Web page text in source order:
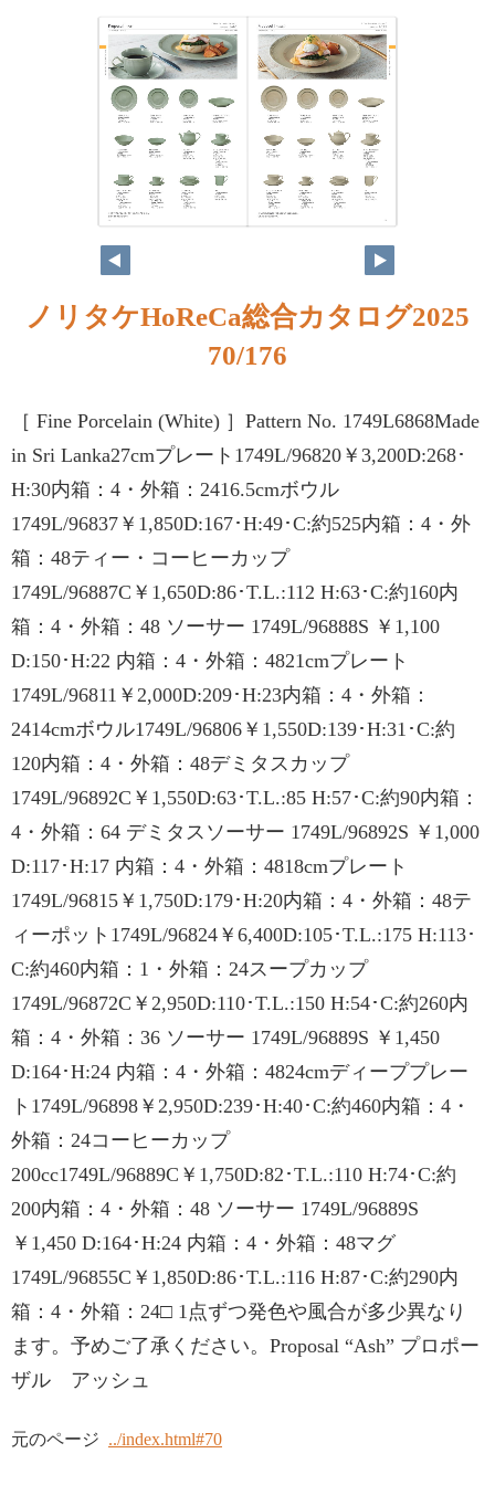
ノリタケHoReCa総合カタログ2025
70/176
［ Fine Porcelain (White) ］Pattern No. 1749L6868Made
in Sri Lanka27cmプレート1749L/96820￥3,200D:268･
H:30内箱：4・外箱：2416.5cmボウル
1749L/96837￥1,850D:167･H:49･C:約525内箱：4・外
箱：48ティー・コーヒーカップ
1749L/96887C￥1,650D:86･T.L.:112 H:63･C:約160内
箱：4・外箱：48 ソーサー 1749L/96888S ￥1,100
D:150･H:22 内箱：4・外箱：4821cmプレート
1749L/96811￥2,000D:209･H:23内箱：4・外箱：
2414cmボウル1749L/96806￥1,550D:139･H:31･C:約
120内箱：4・外箱：48デミタスカップ
1749L/96892C￥1,550D:63･T.L.:85 H:57･C:約90内箱：
4・外箱：64 デミタスソーサー 1749L/96892S ￥1,000
D:117･H:17 内箱：4・外箱：4818cmプレート
1749L/96815￥1,750D:179･H:20内箱：4・外箱：48テ
ィーポット1749L/96824￥6,400D:105･T.L.:175 H:113･
C:約460内箱：1・外箱：24スープカップ
1749L/96872C￥2,950D:110･T.L.:150 H:54･C:約260内
箱：4・外箱：36 ソーサー 1749L/96889S ￥1,450
D:164･H:24 内箱：4・外箱：4824cmディーププレー
ト1749L/96898￥2,950D:239･H:40･C:約460内箱：4・
外箱：24コーヒーカップ
200cc1749L/96889C￥1,750D:82･T.L.:110 H:74･C:約
200内箱：4・外箱：48 ソーサー 1749L/96889S
￥1,450 D:164･H:24 内箱：4・外箱：48マグ
1749L/96855C￥1,850D:86･T.L.:116 H:87･C:約290内
箱：4・外箱：24□ 1点ずつ発色や風合が多少異なり
ます。予めご了承ください。Proposal “Ash” プロポー
ザル アッシュ
元のページ ../index.html#70